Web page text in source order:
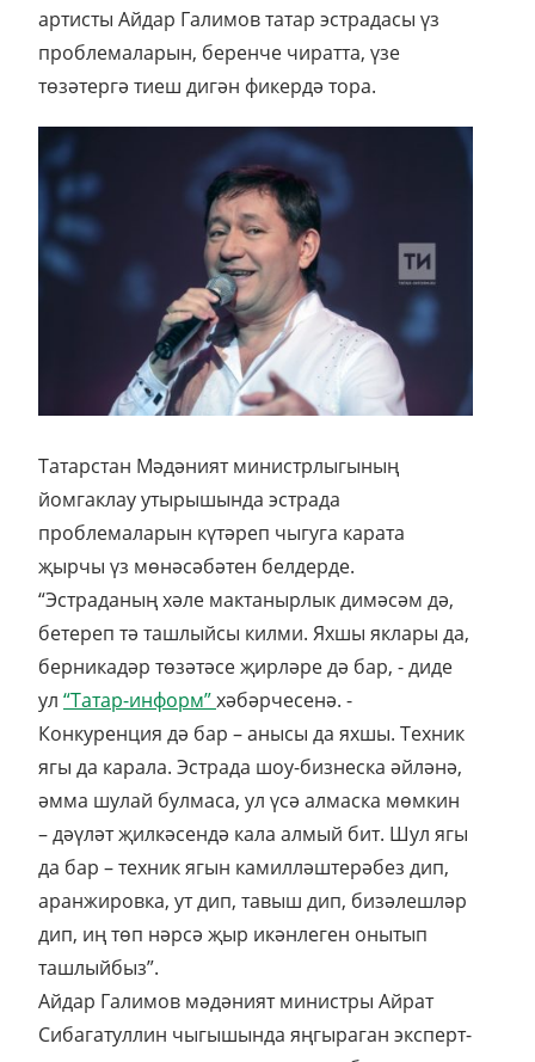
артисты Айдар Галимов татар эстрадасы үз
проблемаларын, беренче чиратта, үзе
төзәтергә тиеш дигән фикердә тора.
Татарстан Мәдәният министрлыгының
йомгаклау утырышында эстрада
проблемаларын күтәреп чыгуга карата
җырчы үз мөнәсәбәтен белдерде.
“Эстраданың хәле мактанырлык димәсәм дә,
бетереп тә ташлыйсы килми. Яхшы яклары да,
берникадәр төзәтәсе җирләре дә бар, - диде
ул “Татар-информ”хәбәрчесенә. -
Конкуренция дә бар – анысы да яхшы. Техник
ягы да карала. Эстрада шоу-бизнеска әйләнә,
әмма шулай булмаса, ул үсә алмаска мөмкин
– дәүләт җилкәсендә кала алмый бит. Шул ягы
да бар – техник ягын камилләштерәбез дип,
аранжировка, ут дип, тавыш дип, бизәлешләр
дип, иң төп нәрсә җыр икәнлеген онытып
ташлыйбыз”.
Айдар Галимов мәдәният министры Айрат
Сибагатуллин чыгышында яңгыраган эксперт-